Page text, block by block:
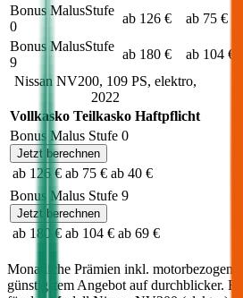
Bonus MalusStufe
0
ab 126 € ab 75 €
Bonus MalusStufe
9
ab 180 € ab 104 €
Nissan NV200, 109PS, elektro,
2022
Vollkasko Teilkasko Haftpflicht
Bonus Malus Stufe 0
Jetzt berechnen
ab 126 € ab 75 € ab 40 €
Bonus Malus Stufe 9
Jetzt berechnen
ab 180 € ab 104 € ab 69 €
Monatliche Prämien inkl.
günstigstem Angebot auf durchblicker.